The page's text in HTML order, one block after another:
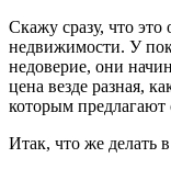
Скажу сразу, что
недвижимости. У
недоверие, они
цена везде разная,
которым предлагают
Итак, что же делать